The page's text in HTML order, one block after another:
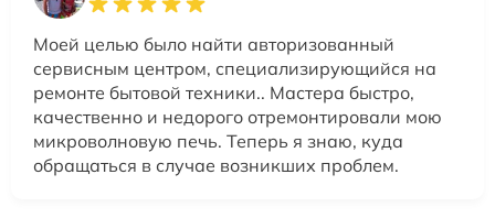
Моей целью было найти авторизованный
сервисным центром, специализирующийся на
ремонте бытовой техники.. Мастера быстро,
качественно и недорого отремонтировали мою
микроволновую печь. Теперь я знаю, куда
обращаться в случае возникших проблем.